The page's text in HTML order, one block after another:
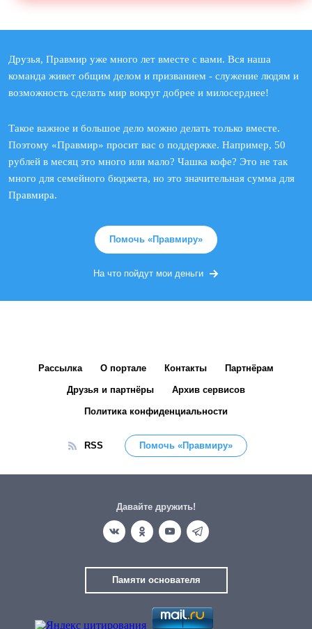
Друзья, Правмир уже много лет вместе с вами. Вся наша
команда живет общим делом и призванием - служение людям и
возможность сделать мир вокруг добрее и милосерднее!
Такое важное и большое дело можно делать только вместе.
Поэтому «Правмир» просит вас о поддержке. Например, 50
рублей в месяц это много или мало? Чашка кофе? Это не так
много для семейного бюджета, но это значительная сумма для
Правмира.
Помочь «Правмиру»
На что пойдут мои деньги
Рассылка О портале Контакты Партнёрам
Друзья и партнёры Архив сервисов
Политика конфиденциальности
RSS Помочь «Правмиру»
Давайте дружить!
Памяти основателя